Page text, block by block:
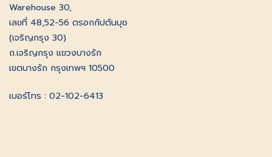
Warehouse 30,
เลขที่ 48,52-56 ตรอกกัปตันบุช
(เจริญกรุง 30)
ถ.เจริญกรุง แขวงบางรัก
เขตบางรัก กรุงเทพฯ 10500
เบอร์โทร : 02-102-6413